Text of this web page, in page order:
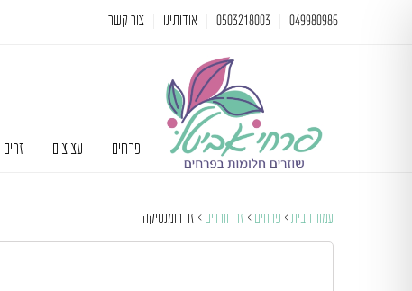
049980986
0503218003 אודותינו צור קשר
פרחים עציצים
עמוד הבית > פרחים > זרי וורדים > זר רומנטיקה